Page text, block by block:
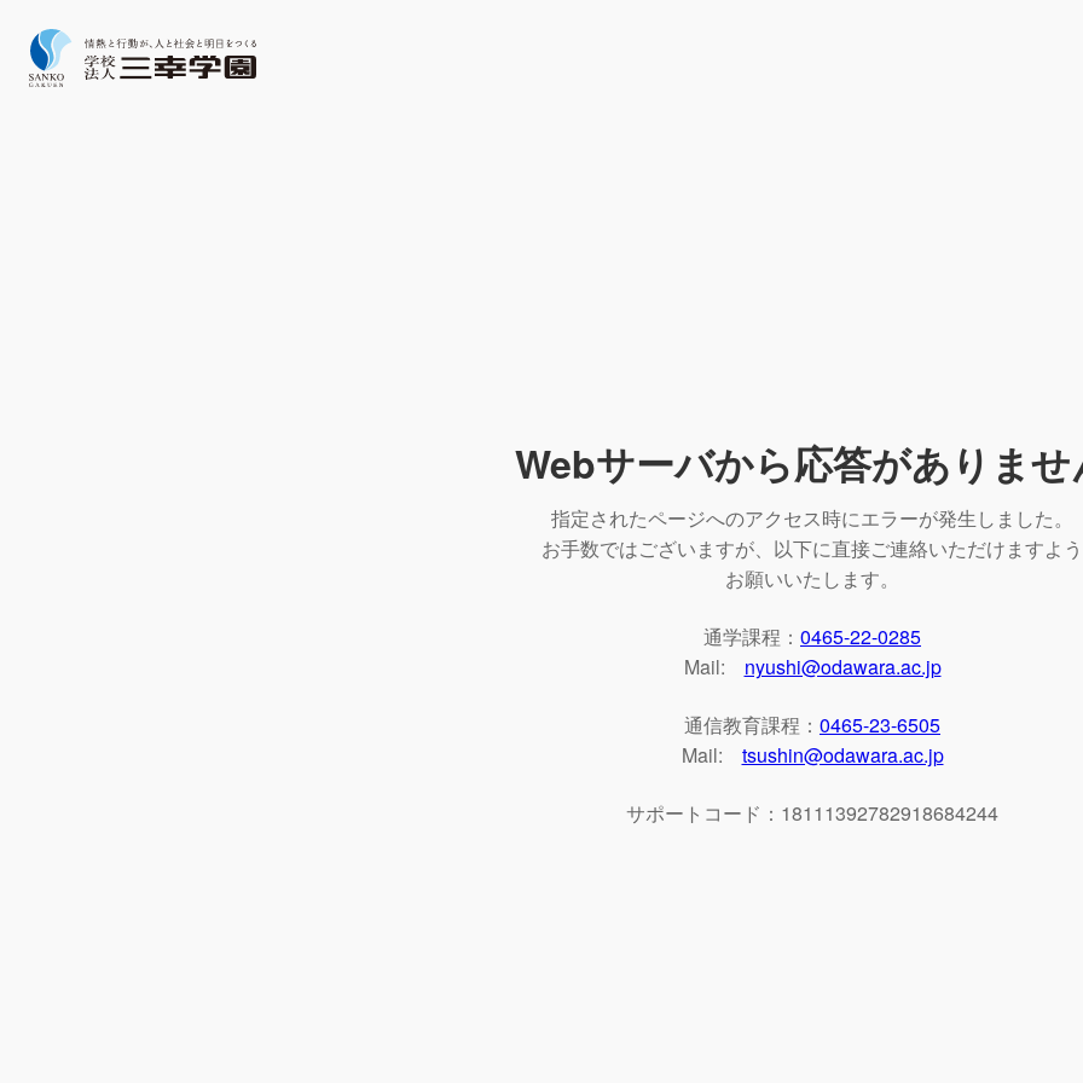
Webサーバから応答がありませ
指定されたページへのアクセス時にエラーが発生しました。
お手数ではございますが、以下に直接ご連絡いただけますよう
お願いいたします。
通学課程： 0465-22-0285
Mail: nyushi@odawara.ac.jp
通信教育課程： 0465-23-6505
Mail: tsushin@odawara.ac.jp
サポートコード：18111392782918684244